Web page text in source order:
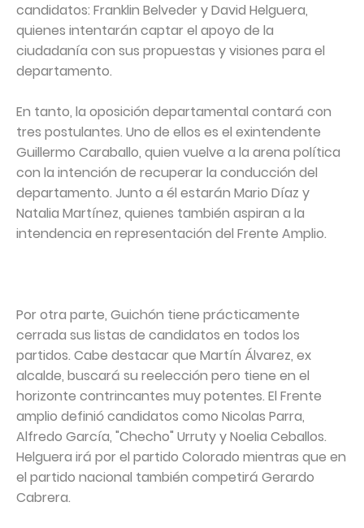
candidatos: Franklin Belveder y David Helguera,
quienes intentarán captar el apoyo de la
ciudadanía con sus propuestas y visiones para el
departamento.
En tanto, la oposición departamental contará con
tres postulantes. Uno de ellos es el exintendente
Guillermo Caraballo, quien vuelve a la arena política
con la intención de recuperar la conducción del
departamento. Junto a él estarán Mario Díaz y
Natalia Martínez, quienes también aspiran a la
intendencia en representación del Frente Amplio.
Por otra parte, Guichón tiene prácticamente
cerrada sus listas de candidatos en todos los
partidos. Cabe destacar que Martín Álvarez, ex
alcalde, buscará su reelección pero tiene en el
horizonte contrincantes muy potentes. El Frente
amplio definió candidatos como Nicolas Parra,
Alfredo García, "Checho" Urruty y Noelia Ceballos.
Helguera irá por el partido Colorado mientras que en
el partido nacional también competirá Gerardo
Cabrera.